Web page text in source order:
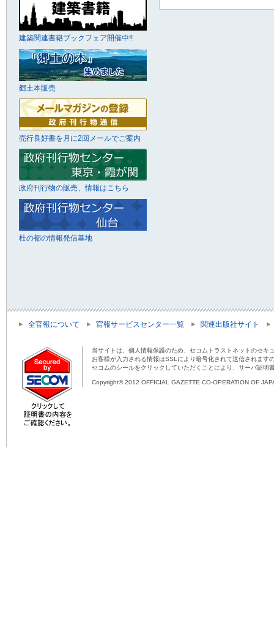
建築関連書籍ブックフェア開催中!!
郷土本販売
売行良好書を月に2回メールでご案内
政府刊行物の販売、情報はこちら
杜の都の情報発信基地
全官報について 官報サービスセンター一覧 関連出版社サイト
当サイトは、個人情報保護のため、セコムトラストネットのセキ
お客様が入力される情報はSSLにより暗号化されて送信されま
セコムのシールをクリックしていただくことにより、サーバ証明
Copyright© 2012 OFFICIAL GAZETTE CO-OPERATION OF